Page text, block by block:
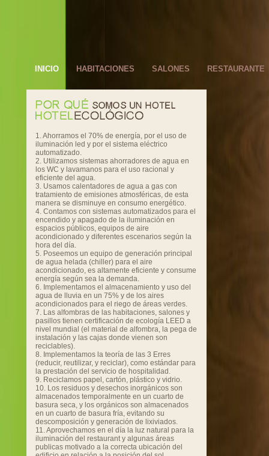
INICIO HABITACIONES SALONES RESTAURANTE
1. Ahorramos el 70% de energía, por el uso de
iluminación led y por el sistema eléctrico
automatizado.
2. Utilizamos sistemas ahorradores de agua en
los WC y lavamanos para el uso racional y
eficiente del agua.
3. Usamos calentadores de agua a gas con
tratamiento de emisiones atmosféricas, de esta
manera se disminuye en consumo energético.
4. Contamos con sistemas automatizados para el
encendido y apagado de la iluminación en
espacios públicos, equipos de aire
acondicionado y diferentes escenarios según la
hora del día.
5. Poseemos un equipo de generación principal
de agua helada (chiller) para el aire
acondicionado, es altamente eficiente y consume
energía según sea la demanda.
6. Implementamos el almacenamiento y uso del
agua de lluvia en un 75% y de los aires
acondicionados para el riego de áreas verdes.
7. Las alfombras de las habitaciones, salones y
pasillos tienen certificación de ecología LEED a
nivel mundial (el material de alfombra, la pega de
instalación y las cajas donde vienen son
reciclables).
8. Implementamos la teoría de las 3 Erres
(reducir, reutilizar, y reciclar), como estándar para
la prestación del servicio de hospitalidad.
9. Reciclamos papel, cartón, plástico y vidrio.
10. Los residuos y desechos inorgánicos son
almacenados temporalmente en un cuarto de
basura seca, y los orgánicos son almacenados
en un cuarto de basura fría, evitando su
descomposición y generación de lixiviados.
11. Aprovechamos en el día la luz natural para la
iluminación del restaurant y algunas áreas
publicas motivado a la correcta ubicación del